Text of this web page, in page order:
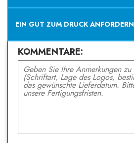
EIN GUT ZUM DRUCK ANFORDERN
KOMMENTARE: